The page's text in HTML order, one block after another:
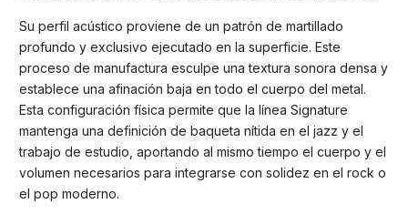
Su perfil acústico proviene de un patrón de martillado
profundo y exclusivo ejecutado en la superficie. Este
proceso de manufactura esculpe una textura sonora densa y
establece una afinación baja en todo el cuerpo del metal.
Esta configuración física permite que la línea Signature
mantenga una definición de baqueta nítida en el jazz y el
trabajo de estudio, aportando al mismo tiempo el cuerpo y el
volumen necesarios para integrarse con solidez en el rock o
el pop moderno.